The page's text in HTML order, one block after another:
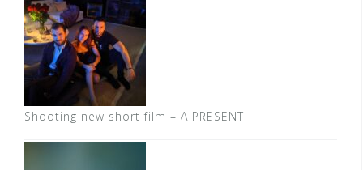
Shooting new short film – A PRESENT